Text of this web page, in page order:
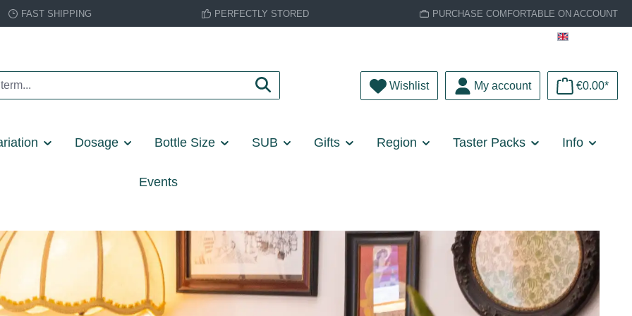
FAST SHIPPING PERFECTLY STORED PURCHASE COMFORTABLE ON ACCOUNT
WishlistYou have 0 wishlist items
My account €0.00*
Dosage Bottle Size SUB Gifts Region Taster Packs Info
Events